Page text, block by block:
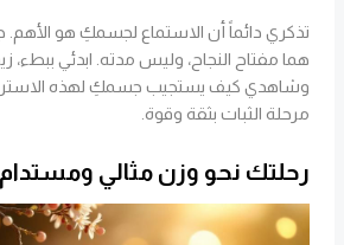
تذكري دائماً أن الاستماع لجسمكِ هو الأهم.
هما مفتاح النجاح، وليس مدته. ابدئي ببطء،
وشاهدي كيف يستجيب جسمكِ لهذه
مرحلة الثبات بثقة وقوة.
رحلتك نحو وزن مثالي ومستدام